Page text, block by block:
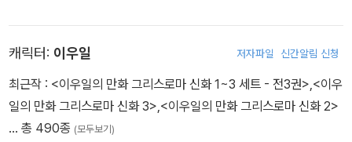
사인》 등에 여행, 문화, 국제분쟁 등 다양한 주제의 글을 썼고 한겨레
에서 기명 칼럼을 쓰기도 했다. EBS 〈세계테마기행〉 스리랑카 편에
출연했으며, 각종 방송과 팟캐스트에서 맹활약하고 있다. 지은 책으
로 《프렌즈 홍콩·마카오》 《프렌즈 베이징》 《프렌즈 인도·네팔》 《프
캐릭터: 이우일 저자파일 신간알림 신청
최근작 : <이우일의 만화 그리스로마 신화 1~3 세트 - 전3권>,<이우
일의 만화 그리스로마 신화 3>,<이우일의 만화 그리스로마 신화 2>
… 총 490종 (모두보기)